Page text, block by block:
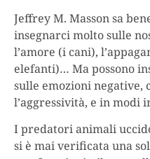
Jeffrey M. Masson sa
insegnarci molto sulle
l’amore (i cani),
elefanti)… Ma possono
sulle emozioni negative,
l’aggressività, e in modi
I predatori animali
si è mai verificata una